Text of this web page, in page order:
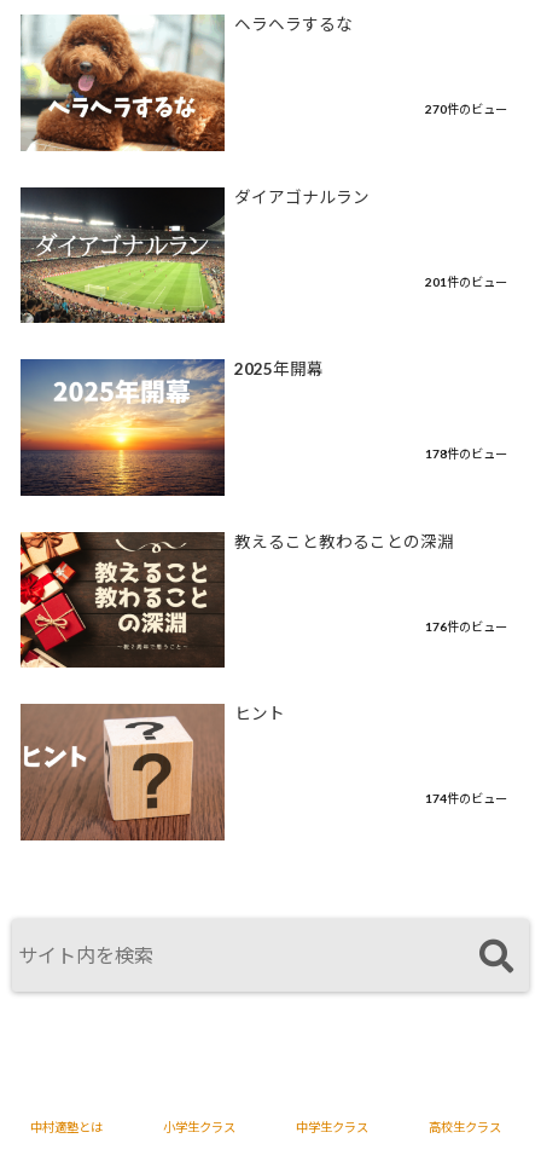
ヘラヘラするな
270件のビュー
ダイアゴナルラン
201件のビュー
2025年開幕
178件のビュー
教えること教わることの深淵
176件のビュー
ヒント
174件のビュー
中村適塾とは 小学生クラス 中学生クラス 高校生クラス